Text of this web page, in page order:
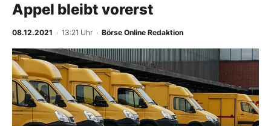
Abo & Shop
Experten
Mein B:O
Appel bleibt vorerst
08.12.2021 · 13:21 Uhr · Börse Online Redaktion